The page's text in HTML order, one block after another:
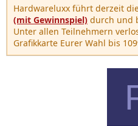
Hardwareluxx führt derzeit
(mit Gewinnspiel) durch und
Unter allen Teilnehmern
Grafikkarte Eurer Wahl bis